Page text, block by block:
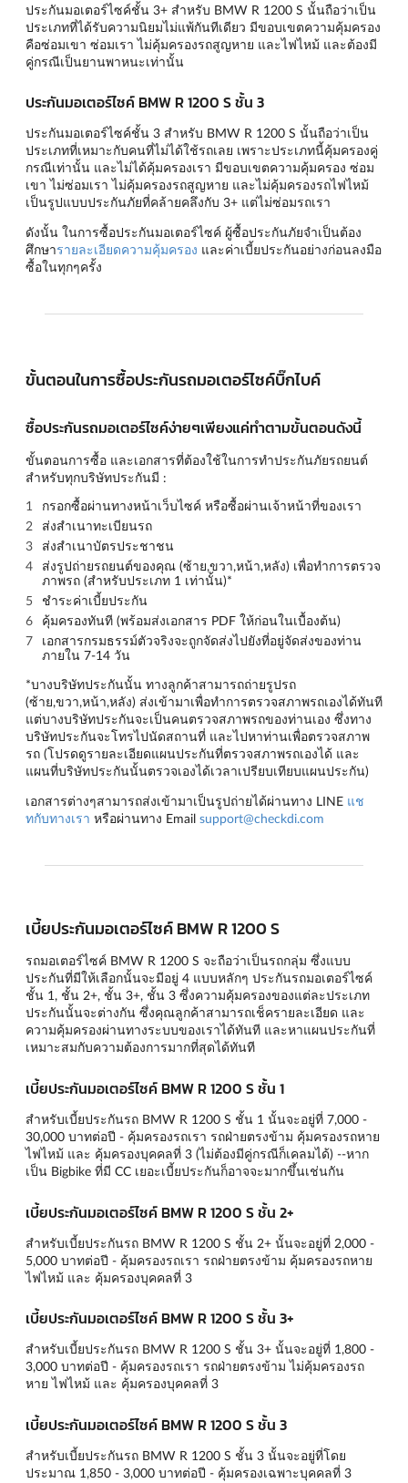
ประกันมอเตอร์ไซค์ชั้น 3+ สำหรับ BMW R 1200 S นั้นถือว่าเป็น
ประเภทที่ได้รับความนิยมไม่แพ้กันทีเดียว มีขอบเขตความคุ้มครอง
คือซ่อมเขา ซ่อมเรา ไม่คุ้มครองรถสูญหาย และไฟไหม้ และต้องมี
คู่กรณีเป็นยานพาหนะเท่านั้น
ประกันมอเตอร์ไซค์ BMW R 1200 S ชั้น 3
ประกันมอเตอร์ไซค์ชั้น 3 สำหรับ BMW R 1200 S นั้นถือว่าเป็น
ประเภทที่เหมาะกับคนที่ไม่ได้ใช้รถเลย เพราะประเภทนี้คุ้มครองคู่
กรณีเท่านั้น และไม่ได้คุ้มครองเรา มีขอบเขตความคุ้มครอง ซ่อม
เขา ไม่ซ่อมเรา ไม่คุ้มครองรถสูญหาย และไม่คุ้มครองรถไฟไหม้
เป็นรูปแบบประกันภัยที่คล้ายคลึงกับ 3+ แต่ไม่ซ่อมรถเรา
ดังนั้น ในการซื้อประกันมอเตอร์ไซค์ ผู้ซื้อประกันภัยจำเป็นต้อง
ศึกษารายละเอียดความคุ้มครอง และค่าเบี้ยประกันอย่างก่อนลงมือ
ซื้อในทุกๆครั้ง
ขั้นตอนในการซื้อประกันรถมอเตอร์ไซค์บิ๊กไบค์
ซื้อประกันรถมอเตอร์ไซค์ง่ายๆเพียงแค่ทำตามขั้นตอนดังนี้
ขั้นตอนการซื้อ และเอกสารที่ต้องใช้ในการทำประกันภัยรถยนต์
สำหรับทุกบริษัทประกันมี :
กรอกซื้อผ่านทางหน้าเว็บไซค์ หรือซื้อผ่านเจ้าหน้าที่ของเรา
ส่งสำเนาทะเบียนรถ
ส่งสำเนาบัตรประชาชน
ส่งรูปถ่ายรถยนต์ของคุณ (ซ้าย,ขวา,หน้า,หลัง) เพื่อทำการตรวจ
ภาพรถ (สำหรับประเภท 1 เท่านั้น)*
ชำระค่าเบี้ยประกัน
คุ้มครองทันที (พร้อมส่งเอกสาร PDF ให้ก่อนในเบื้องต้น)
เอกสารกรมธรรม์ตัวจริงจะถูกจัดส่งไปยังที่อยู่จัดส่งของท่าน
ภายใน 7-14 วัน
*บางบริษัทประกันนั้น ทางลูกค้าสามารถถ่ายรูปรถ
(ซ้าย,ขวา,หน้า,หลัง) ส่งเข้ามาเพื่อทำการตรวจสภาพรถเองได้ทันที
แต่บางบริษัทประกันจะเป็นคนตรวจสภาพรถของท่านเอง ซึ่งทาง
บริษัทประกันจะโทรไปนัดสถานที่ และไปหาท่านเพื่อตรวจสภาพ
รถ (โปรดดูรายละเอียดแผนประกันที่ตรวจสภาพรถเองได้ และ
แผนที่บริษัทประกันนั้นตรวจเองได้เวลาเปรียบเทียบแผนประกัน)
เอกสารต่างๆสามารถส่งเข้ามาเป็นรูปถ่ายได้ผ่านทาง LINE แช
ทกับทางเรา หรือผ่านทาง Email support@checkdi.com
เบี้ยประกันมอเตอร์ไซค์ BMW R 1200 S
รถมอเตอร์ไซค์ BMW R 1200 S จะถือว่าเป็นรถกลุ่ม ซึ่งแบบ
ประกันที่มีให้เลือกนั้นจะมีอยู่ 4 แบบหลักๆ ประกันรถมอเตอร์ไซค์
ชั้น 1, ชั้น 2+, ชั้น 3+, ชั้น 3 ซึ่งความคุ้มครองของแต่ละประเภท
ประกันนั้นจะต่างกัน ซึ่งคุณลูกค้าสามารถเช็ครายละเอียด และ
ความคุ้มครองผ่านทางระบบของเราได้ทันที และหาแผนประกันที่
เหมาะสมกับความต้องการมากที่สุดได้ทันที
เบี้ยประกันมอเตอร์ไซค์ BMW R 1200 S ชั้น 1
สำหรับเบี้ยประกันรถ BMW R 1200 S ชั้น 1 นั้นจะอยู่ที่ 7,000 -
30,000 บาทต่อปี - คุ้มครองรถเรา รถฝ่ายตรงข้าม คุ้มครองรถหาย
ไฟไหม้ และ คุ้มครองบุคคลที่ 3 (ไม่ต้องมีคู่กรณีก็เคลมได้) --หาก
เป็น Bigbike ที่มี CC เยอะเบี้ยประกันก็อาจจะมากขึ้นเช่นกัน
เบี้ยประกันมอเตอร์ไซค์ BMW R 1200 S ชั้น 2+
สำหรับเบี้ยประกันรถ BMW R 1200 S ชั้น 2+ นั้นจะอยู่ที่ 2,000 -
5,000 บาทต่อปี - คุ้มครองรถเรา รถฝ่ายตรงข้าม คุ้มครองรถหาย
ไฟไหม้ และ คุ้มครองบุคคลที่ 3
เบี้ยประกันมอเตอร์ไซค์ BMW R 1200 S ชั้น 3+
สำหรับเบี้ยประกันรถ BMW R 1200 S ชั้น 3+ นั้นจะอยู่ที่ 1,800 -
3,000 บาทต่อปี - คุ้มครองรถเรา รถฝ่ายตรงข้าม ไม่คุ้มครองรถ
หาย ไฟไหม้ และ คุ้มครองบุคคลที่ 3
เบี้ยประกันมอเตอร์ไซค์ BMW R 1200 S ชั้น 3
สำหรับเบี้ยประกันรถ BMW R 1200 S ชั้น 3 นั้นจะอยู่ที่โดย
ประมาณ 1,850 - 3,000 บาทต่อปี - คุ้มครองเฉพาะบุคคลที่ 3